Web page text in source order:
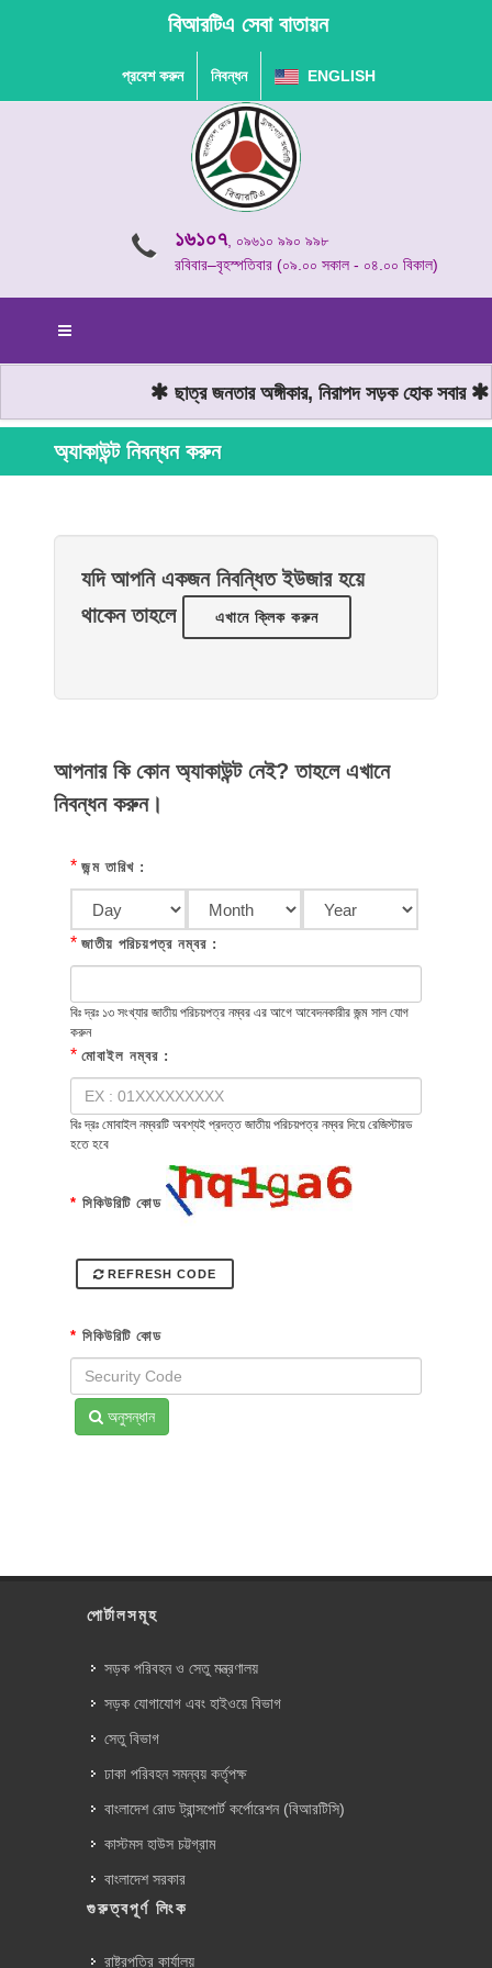
বিআরটিএ সেবা বাতায়ন
প্রবেশ করুন নিবন্ধন ENGLISH
১৬১০৭, ০৯৬১০ ৯৯০ ৯৯৮
রবিবার–বৃহস্পতিবার (০৯.০০ সকাল - ০৪.০০ বিকাল)
ছাত্র জনতার অঙ্গীকার, নিরাপদ সড়ক হোক সবার
অ্যাকাউন্ট নিবন্ধন করুন
যদি আপনি একজন নিবন্ধিত ইউজার হয়ে
থাকেন তাহলে
এখানে ক্লিক করুন
আপনার কি কোন অ্যাকাউন্ট নেই? তাহলে এখানে
নিবন্ধন করুন।
* জন্ম তারিখ :
* জাতীয় পরিচয়পত্র নম্বর :
বিঃ দ্রঃ ১৩ সংখ্যার জাতীয় পরিচয়পত্র নম্বর এর আগে আবেদনকারীর জন্ম সাল যোগ
করুন
* মোবাইল নম্বর :
বিঃ দ্রঃ মোবাইল নম্বরটি অবশ্যই প্রদত্ত জাতীয় পরিচয়পত্র নম্বর দিয়ে রেজিস্টারড
হতে হবে
* সিকিউরিটি কোড
REFRESH CODE
* সিকিউরিটি কোড
অনুসন্ধান
পোর্টালসমূহ
সড়ক পরিবহন ও সেতু মন্ত্রণালয়
সড়ক যোগাযোগ এবং হাইওয়ে বিভাগ
সেতু বিভাগ
ঢাকা পরিবহন সমন্বয় কর্তৃপক্ষ
বাংলাদেশ রোড ট্রান্সপোর্ট কর্পোরেশন (বিআরটিসি)
কাস্টমস হাউস চট্টগ্রাম
বাংলাদেশ সরকার
গুরুত্বপূর্ণ লিংক
রাষ্ট্রপতির কার্যালয়